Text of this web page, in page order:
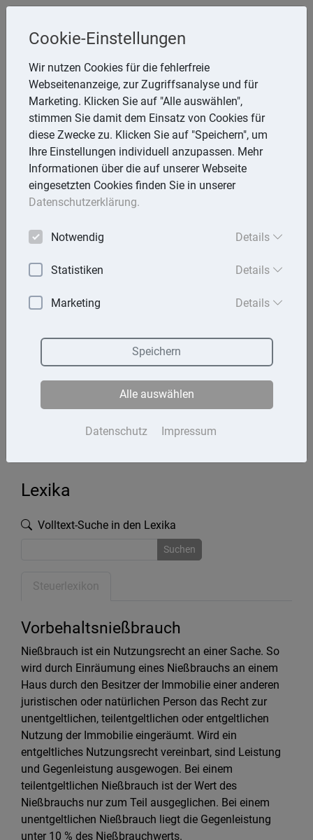
Steuerberaterin
Angela Reining
Aßmannstr. 64, 12587 Berlin
Telefon: 30 577970 -40
E-Mail:reining@steuerberaterinreining.de
Startseite
Kontakt
Datenschutz
Lexika
Volltext-Suche in den Lexika
Suchen
Steuerlexikon
Vorbehaltsnießbrauch
Nießbrauch ist ein Nutzungsrecht an einer Sache. So
wird durch Einräumung eines Nießbrauchs an einem
Haus durch den Besitzer der Immobilie einer anderen
juristischen oder natürlichen Person das Recht zur
unentgeltlichen, teilentgeltlichen oder entgeltlichen
Nutzung der Immobilie eingeräumt. Wird ein
entgeltliches Nutzungsrecht vereinbart, sind Leistung
und Gegenleistung ausgewogen. Bei einem
teilentgeltlichen Nießbrauch ist der Wert des
Nießbrauchs nur zum Teil ausgeglichen. Bei einem
unentgeltlichen Nießbrauch liegt die Gegenleistung
unter 10 % des Nießbrauchwerts.
Cookie-Einstellungen
Wir nutzen Cookies für die fehlerfreie
Webseitenanzeige, zur Zugriffsanalyse und für
Marketing. Klicken Sie auf "Alle auswählen",
stimmen Sie damit dem Einsatz von Cookies für
diese Zwecke zu. Klicken Sie auf "Speichern", um
Ihre Einstellungen individuell anzupassen. Mehr
Informationen über die auf unserer Webseite
eingesetzten Cookies finden Sie in unserer
Datenschutzerklärung.
Notwendig Details
Statistiken Details
Marketing Details
Datenschutz Impressum
Speichern
Alle auswählen